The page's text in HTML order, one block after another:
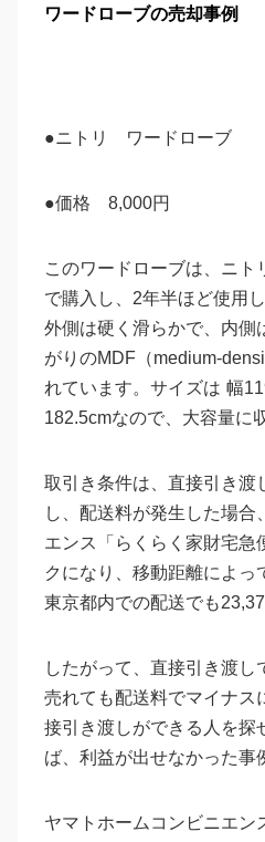
ワードローブの売却事例
●ニトリ ワードローブ
●価格 8,000円
このワードローブは、ニト
で購入し、2年半ほど使用
外側は硬く滑らかで、内側
がりのMDF（medium-
れています。サイズは 幅
182.5cmなので、大容量に
取引き条件は、直接引き渡
し、配送料が発生した場合
エンス「らくらく家財宅急
クになり、移動距離によっ
東京都内での配送でも
したがって、直接引き渡し
売れても配送料でマイナス
接引き渡しができる人を探
ば、利益が出せなかった事
ヤマトホームコンビニエン